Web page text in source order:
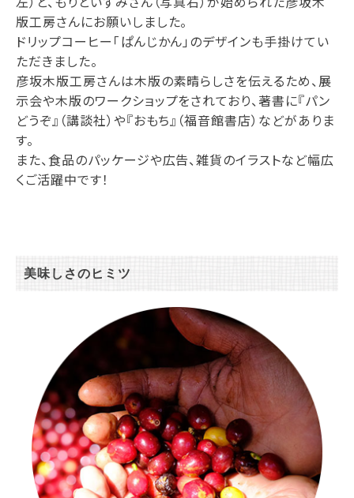
版工房さんにお願いしました。
ドリップコーヒー「ぱんじかん」のデザインも手掛けてい
ただきました。
彦坂木版工房さんは木版の素晴らしさを伝えるため、展
示会や木版のワークショップをされており、著書に『パン
どうぞ』（講談社）や『おもち』（福音館書店）などがありま
す。
また、食品のパッケージや広告、雑貨のイラストなど幅広
くご活躍中です！
美味しさのヒミツ